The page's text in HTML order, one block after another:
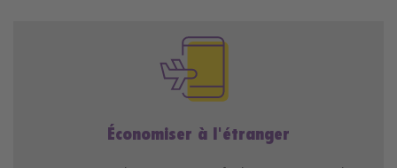
Économiser à l'étranger